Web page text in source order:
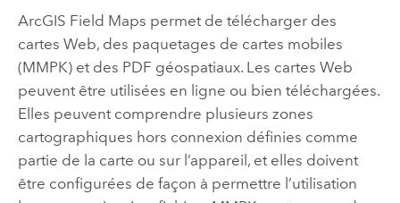
ArcGIS Field Maps permet de télécharger des
cartes Web, des paquetages de cartes mobiles
(MMPK) et des PDF géospatiaux. Les cartes Web
peuvent être utilisées en ligne ou bien téléchargées.
Elles peuvent comprendre plusieurs zones
cartographiques hors connexion définies comme
partie de la carte ou sur l’appareil, et elles doivent
être configurées de façon à permettre l’utilisation